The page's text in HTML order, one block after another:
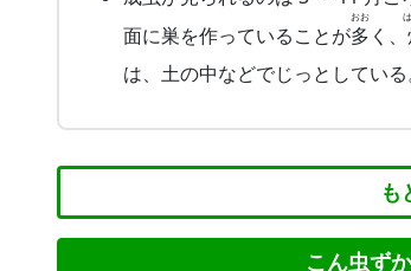
面に巣を作っていることが多
おお
く、
は、土の中などでじっとしている
も
こん虫ず